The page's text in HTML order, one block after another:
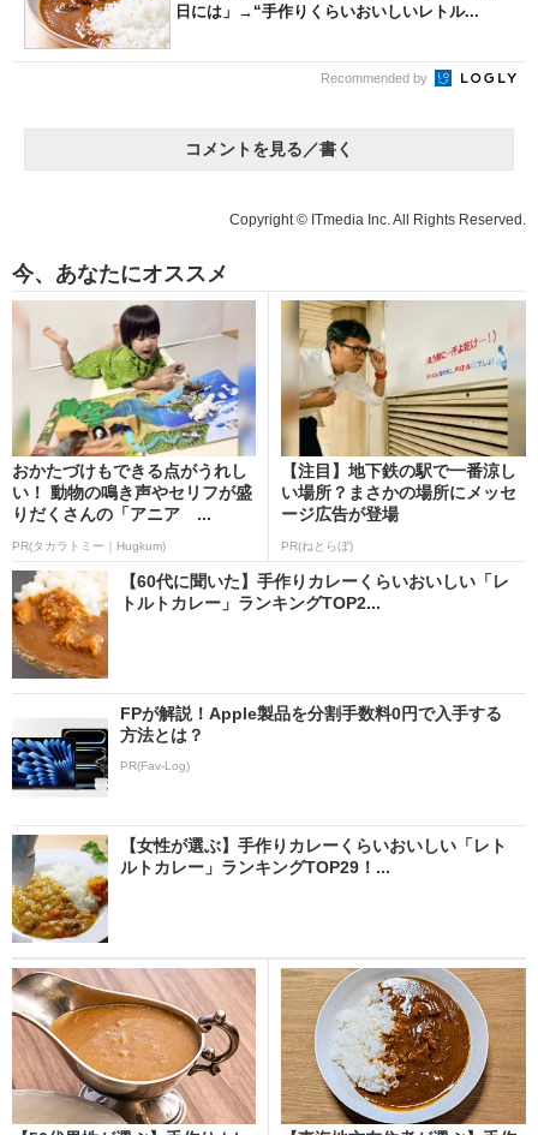
日には」→“手作りくらいおいしいレトル...
Recommended by
コメントを見る／書く
Copyright © ITmedia Inc. All Rights Reserved.
今、あなたにオススメ
おかたづけもできる点がうれし
い！ 動物の鳴き声やセリフが盛
りだくさんの「アニア ...
PR(タカラトミー｜Hugkum)
【注目】地下鉄の駅で一番涼し
い場所？まさかの場所にメッセ
ージ広告が登場
PR(ねとらぼ)
【60代に聞いた】手作りカレーくらいおいしい「レ
トルトカレー」ランキングTOP2...
FPが解説！Apple製品を分割手数料0円で入手する
方法とは？
PR(Fav-Log)
【女性が選ぶ】手作りカレーくらいおいしい「レト
ルトカレー」ランキングTOP29！...